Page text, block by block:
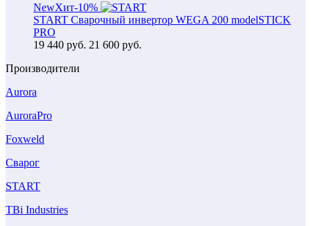
NewХит-10%
START Сварочный инвертор WEGA 200 modelSTICK
PRO
19 440 руб. 21 600 руб.
Производители
Aurora
AuroraPro
Foxweld
Сварог
START
TBi Industries